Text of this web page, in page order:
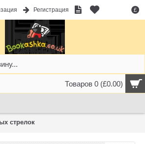
£
Регистрация
Товаров 0 (£0.00)
стрелок